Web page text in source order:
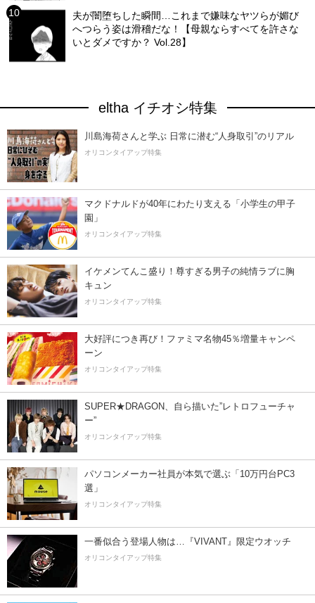
夫が闇堕ちした瞬間…これまで嫌味なヤツらが媚び
へつらう姿は滑稽だな！【母親ならすべてを許さな
いとダメですか？ Vol.28】
eltha イチオシ特集
川島海荷さんと学ぶ 日常に潜む“人身取引”のリアル
オリコンタイアップ特集
マクドナルドが40年にわたり支える「小学生の甲子
園」
オリコンタイアップ特集
イケメンてんこ盛り！尊すぎる男子の純情ラブに胸
キュン
オリコンタイアップ特集
大好評につき再び！ファミマ名物45％増量キャンペ
ーン
オリコンタイアップ特集
SUPER★DRAGON、自ら描いた”レトロフューチャ
ー”
オリコンタイアップ特集
パソコンメーカー社員が本気で選ぶ「10万円台PC3
選」
オリコンタイアップ特集
一番似合う登場人物は…『VIVANT』限定ウオッチ
オリコンタイアップ特集